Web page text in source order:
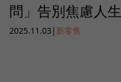
問」告別焦慮人生
2025.11.03 | 新零售